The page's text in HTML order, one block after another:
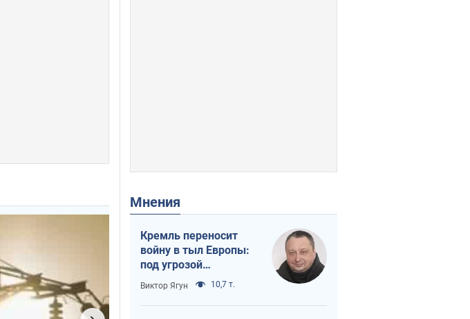
Мнения
Кремль переносит
войну в тыл Европы:
под угрозой
критическая
логистика
Виктор Ягун 10,7 т.